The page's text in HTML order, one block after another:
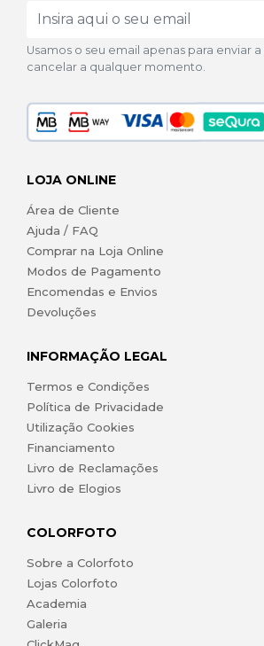
Usamos o seu email apenas para enviar
cancelar a qualquer momento.
LOJA ONLINE
Área de Cliente
Ajuda / FAQ
Comprar na Loja Online
Modos de Pagamento
Encomendas e Envios
Devoluções
INFORMAÇÃO LEGAL
Termos e Condições
Política de Privacidade
Utilização Cookies
Financiamento
Livro de Reclamações
Livro de Elogios
COLORFOTO
Sobre a Colorfoto
Lojas Colorfoto
Academia
Galeria